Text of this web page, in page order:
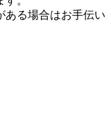
ある場合はお手伝い